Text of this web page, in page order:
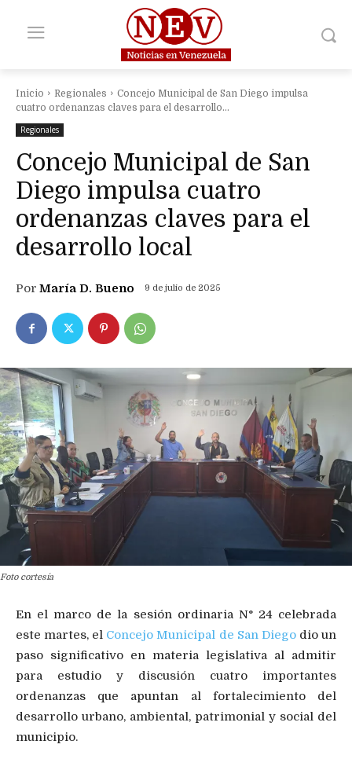
Inicio Regionales
Concejo Municipal de San Diego impulsa
cuatro ordenanzas claves para el desarrollo...
Regionales
Concejo Municipal de San
Diego impulsa cuatro
ordenanzas claves para el
desarrollo local
Por María D. Bueno 9 de julio de 2025
Foto cortesía
En el marco de la sesión ordinaria N° 24 celebrada
este martes, el Concejo Municipal de San Diegodio un
paso significativo en materia legislativa al admitir
para estudio y discusión cuatro importantes
ordenanzas que apuntan al fortalecimiento del
desarrollo urbano, ambiental, patrimonial y social del
municipio.